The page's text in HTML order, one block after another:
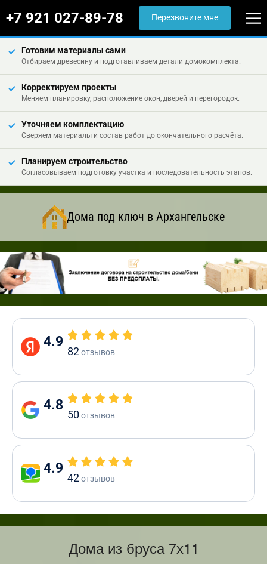
+7 921 027-89-78 Перезвоните мне
Готовим материалы сами
Отбираем древесину и подготавливаем детали домокомплекта.
Корректируем проекты
Меняем планировку, расположение окон, дверей и перегородок.
Уточняем комплектацию
Сверяем материалы и состав работ до окончательного расчёта.
Планируем строительство
Согласовываем подготовку участка и последовательность этапов.
Дома под ключ в Архангельске
4.9
82отзывов
4.8
50отзывов
4.9
42отзывов
Дома из бруса 7х11